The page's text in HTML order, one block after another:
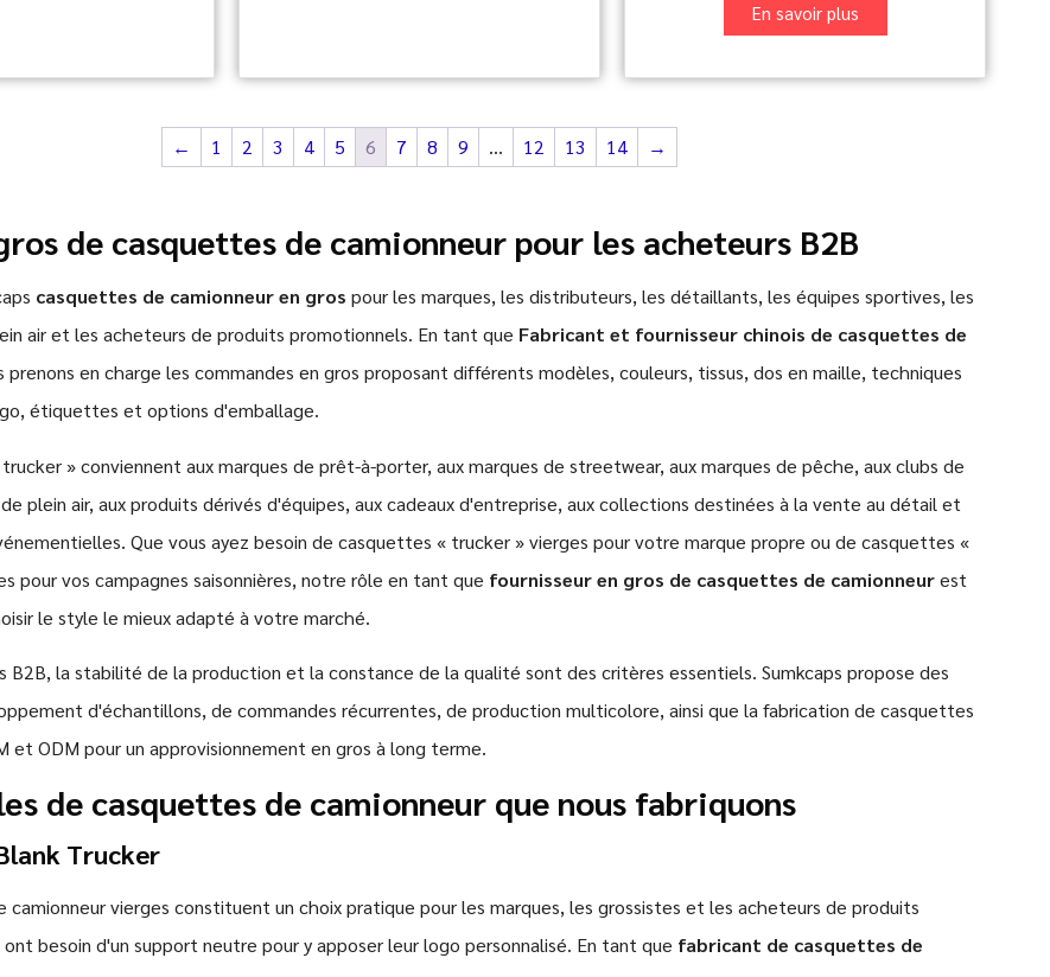
En savoir plus
← 1 2 3 4 5 6 7 8 9 … 12 13 14 →
de casquettes de camionneur pour les acheteurs B2B
casquettes de camionneur en gros pour les marques, les distributeurs, les détaillants, les équipes sportives, les
air et les acheteurs de produits promotionnels. En tant que Fabricant et fournisseur chinois de casquettes de
prenons en charge les commandes en gros proposant différents modèles, couleurs, tissus, dos en maille, techniques
étiquettes et options d'emballage.
» conviennent aux marques de prêt-à-porter, aux marques de streetwear, aux marques de pêche, aux clubs de
plein air, aux produits dérivés d'équipes, aux cadeaux d'entreprise, aux collections destinées à la vente au détail et
Que vous ayez besoin de casquettes « trucker » vierges pour votre marque propre ou de casquettes «
pour vos campagnes saisonnières, notre rôle en tant que fournisseur en gros de casquettes de camionneurest
le style le mieux adapté à votre marché.
B2B, la stabilité de la production et la constance de la qualité sont des critères essentiels. Sumkcaps propose des
d'échantillons, de commandes récurrentes, de production multicolore, ainsi que la fabrication de casquettes
et ODM pour un approvisionnement en gros à long terme.
de casquettes de camionneur que nous fabriquons
Trucker
camionneur vierges constituent un choix pratique pour les marques, les grossistes et les acheteurs de produits
besoin d'un support neutre pour y apposer leur logo personnalisé. En tant que fabricant de casquettes de